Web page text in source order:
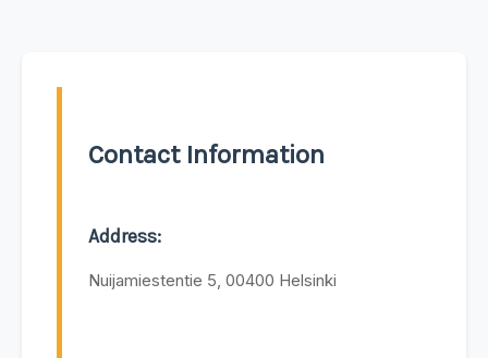
Contact Information
Address:
Nuijamiestentie 5, 00400 Helsinki